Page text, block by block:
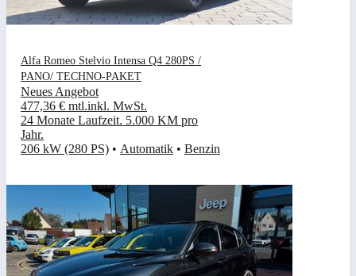
Alfa Romeo Stelvio Intensa Q4 280PS /
PANO/ TECHNO-PAKET
Neues Angebot
477,36 € mtl.inkl. MwSt.
24 Monate Laufzeit. 5.000 KM pro
Jahr.
206 kW (280 PS) • Automatik • Benzin